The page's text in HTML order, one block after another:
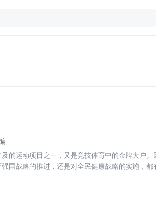
的运动项目之一，又是竞技体育中的金牌大户
国战略的推进，还是对全民健康战略的实施，